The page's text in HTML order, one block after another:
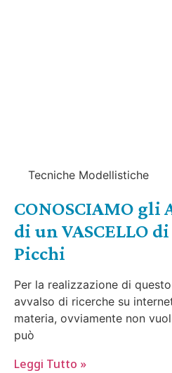
Tecniche Modellistiche
CONOSCIAMO gli
di un VASCELLO
Picchi
Per la realizzazione di
avvalso di ricerche su
materia, ovviamente non
può
Leggi Tutto »